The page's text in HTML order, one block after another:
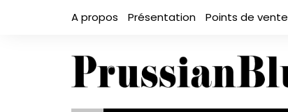
A propos Présentation Points de vente